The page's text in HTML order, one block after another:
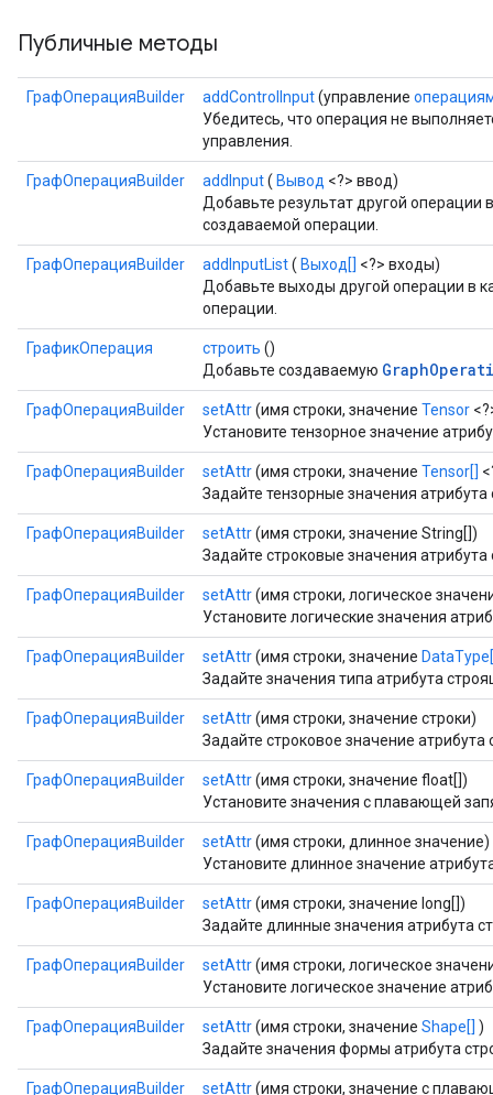
Публичные методы
ГрафОперацияBuilder addControlInput(управление
Убедитесь, что операция не
управления.
ГрафОперацияBuilder addInput( Вывод <?> ввод)
Добавьте результат другой операции
создаваемой операции.
ГрафОперацияBuilder addInputList( Выход[] <?> входы)
Добавьте выходы другой операции в
операции.
ГрафикОперация строить ()
Добавьте создаваемую
ГрафОперацияBuilder setAttr(имя строки, значение Tensor
Установите тензорное значение
ГрафОперацияBuilder setAttr(имя строки, значение Tensor[]
Задайте тензорные значения
ГрафОперацияBuilder setAttr(имя строки, значение String[])
Задайте строковые значения
ГрафОперацияBuilder setAttr(имя строки, логическое
Установите логические значения
ГрафОперацияBuilder setAttr(имя строки, значение
Задайте значения типа атрибута
ГрафОперацияBuilder setAttr(имя строки, значение строки)
Задайте строковое значение
ГрафОперацияBuilder setAttr(имя строки, значение float[])
Установите значения с плавающей
ГрафОперацияBuilder setAttr(имя строки, длинное значение)
Установите длинное значение
ГрафОперацияBuilder setAttr(имя строки, значение long[])
Задайте длинные значения атрибута
ГрафОперацияBuilder setAttr(имя строки, логическое
Установите логическое значение
ГрафОперацияBuilder setAttr(имя строки, значение Shape[] )
Задайте значения формы атрибута
ГрафОперацияBuilder setAttr(имя строки, значение с